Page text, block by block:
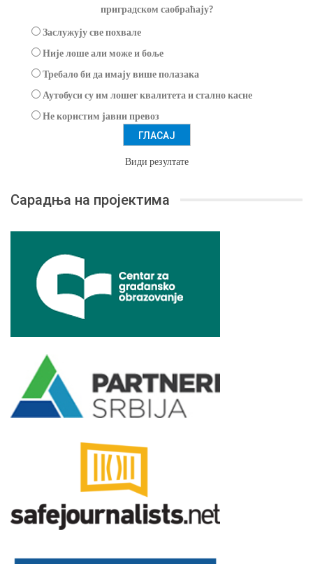
приградском саобраћају?
Заслужују све похвале
Није лоше али може и боље
Требало би да имају више полазака
Аутобуси су им лошег квалитета и стално касне
Не користим јавни превоз
Види резултате
Сарадња на пројектима